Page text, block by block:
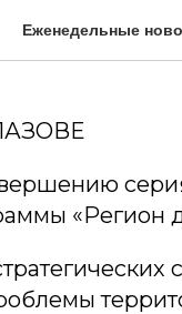
Еженедельные
сессия
«Регион